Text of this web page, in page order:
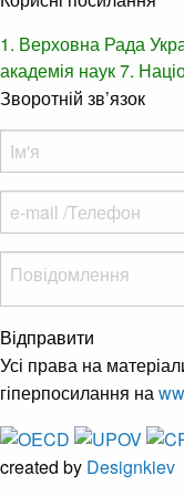
1. Верховна Рада
академія наук7.
Зворотній зв’язок
Відправити
Усі права на
гіперпосилання на
created by Designkiev